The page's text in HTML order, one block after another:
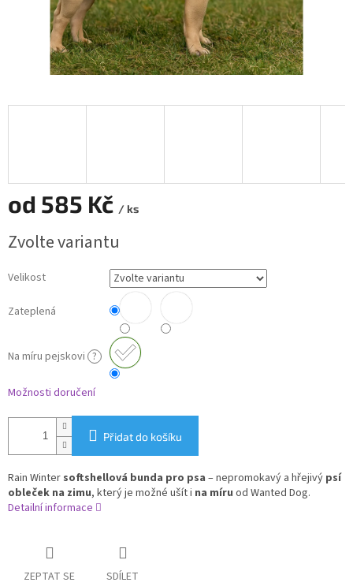
od 585 Kč / ks
cena:
Zvolte variantu
Velikost
Zateplená
Na míru pejskovi ?
Možnosti doručení
Přidat do košíku
Rain Winter softshellová bunda pro psa – nepromokavý a hřejivý psí
obleček na zimu, který je možné ušít i na míru od Wanted Dog.
Detailní informace
ZEPTAT SE SDÍLET